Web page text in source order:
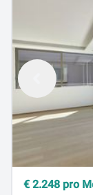
€ 2.248 pro